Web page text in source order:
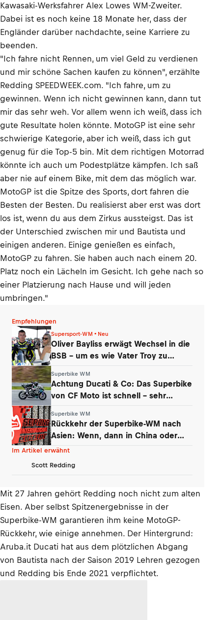
Kawasaki-Werksfahrer Alex Lowes WM-Zweiter.
Dabei ist es noch keine 18 Monate her, dass der
Engländer darüber nachdachte, seine Karriere zu
beenden.
"Ich fahre nicht Rennen, um viel Geld zu verdienen
und mir schöne Sachen kaufen zu können", erzählte
Redding SPEEDWEEK.com. "Ich fahre, um zu
gewinnen. Wenn ich nicht gewinnen kann, dann tut
mir das sehr weh. Vor allem wenn ich weiß, dass ich
gute Resultate holen könnte. MotoGP ist eine sehr
schwierige Kategorie, aber ich weiß, dass ich gut
genug für die Top-5 bin. Mit dem richtigen Motorrad
könnte ich auch um Podestplätze kämpfen. Ich saß
aber nie auf einem Bike, mit dem das möglich war.
MotoGP ist die Spitze des Sports, dort fahren die
Besten der Besten. Du realisierst aber erst was dort
los ist, wenn du aus dem Zirkus aussteigst. Das ist
der Unterschied zwischen mir und Bautista und
einigen anderen. Einige genießen es einfach,
MotoGP zu fahren. Sie haben auch nach einem 20.
Platz noch ein Lächeln im Gesicht. Ich gehe nach so
einer Platzierung nach Hause und will jeden
umbringen."
Empfehlungen
Supersport-WM • Neu
Oliver Bayliss erwägt Wechsel in die
BSB – um es wie Vater Troy zu
Superbike WM
Achtung Ducati & Co: Das Superbike
von CF Moto ist schnell – sehr
Superbike WM
Rückkehr der Superbike-WM nach
Asien: Wenn, dann in China oder
Malaysia
Im Artikel erwähnt
Scott Redding
Mit 27 Jahren gehört Redding noch nicht zum alten
Eisen. Aber selbst Spitzenergebnisse in der
Superbike-WM garantieren ihm keine MotoGP-
Rückkehr, wie einige annehmen. Der Hintergrund:
Aruba.it Ducati hat aus dem plötzlichen Abgang
von Bautista nach der Saison 2019 Lehren gezogen
und Redding bis Ende 2021 verpflichtet.